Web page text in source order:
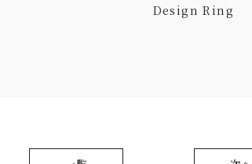
Design Ring